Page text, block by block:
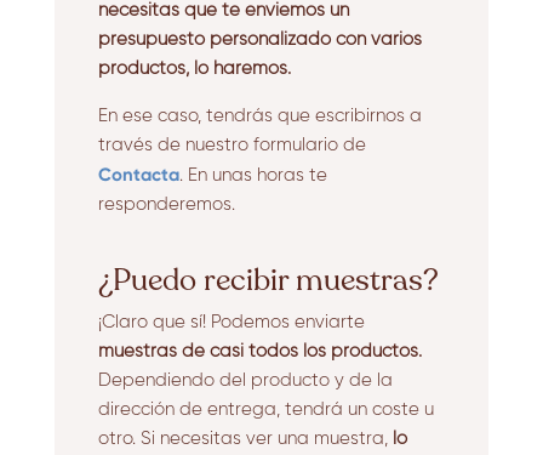
necesitas que te enviemos un
presupuesto personalizado con varios
productos, lo haremos.
En ese caso, tendrás que escribirnos a
través de nuestro formulario de
Contacta. En unas horas te
responderemos.
¿Puedo recibir muestras?
¡Claro que sí! Podemos enviarte
muestras de casi todos los productos.
Dependiendo del producto y de la
dirección de entrega, tendrá un coste u
otro. Si necesitas ver una muestra, lo